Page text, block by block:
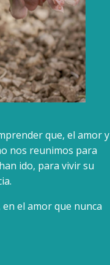
que, el amor y
nos reunimos para
ido, para vivir su
el amor que nunca